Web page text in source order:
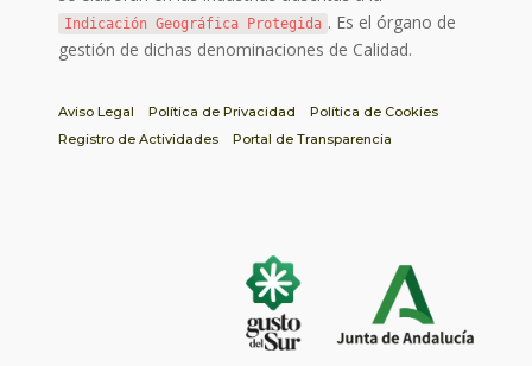
Indicación Geográfica Protegida . Es el órgano de
gestión de dichas denominaciones de Calidad.
Aviso Legal Política de Privacidad
Política de Cookies
Registro de Actividades
Portal de Transparencia